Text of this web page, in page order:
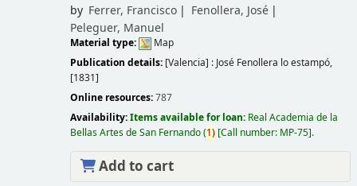
by Ferrer, Francisco
Fenollera, José
Peleguer, Manuel
Material type:
Map
Publication details: [Valencia] : José Fenollera lo estampó,
[1831]
Online resources:787
Availability:Items available for loan: Real Academia de la
Bellas Artes de San Fernando(1) Call number: MP-75 .
Add to cart